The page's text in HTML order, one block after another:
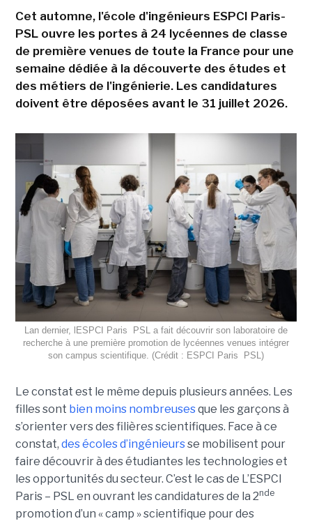
Cet automne, l'école d'ingénieurs ESPCI Paris-
PSL ouvre les portes à 24 lycéennes de classe
de première venues de toute la France pour une
semaine dédiée à la découverte des études et
des métiers de l'ingénierie. Les candidatures
doivent être déposées avant le 31 juillet 2026.
Lan dernier, lESPCI Paris  PSL a fait découvrir son laboratoire de
recherche à une première promotion de lycéennes venues intégrer
son campus scientifique. (Crédit : ESPCI Paris  PSL)
Le constat est le même depuis plusieurs années. Les
filles sont bien moins nombreusesque les garçons à
s’orienter vers des filières scientifiques. Face à ce
constat, des écoles d’ingénieursse mobilisent pour
faire découvrir à des étudiantes les technologies et
les opportunités du secteur. C’est le cas de L’ESPCI
Paris – PSL en ouvrant les candidatures de la 2nde
promotion d’un « camp » scientifique pour des